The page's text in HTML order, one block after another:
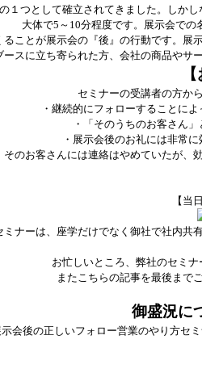
つとして確立されてきました。しか
大体で5～10分程度です。展示会での
ことが展示会の『後』の行動です。展
スに立ち寄られた方、会社の商品やサ
セミナーの受講者の方か
・ 継続的にフォローすることによ
・「そのうちのお客さん
・展示会後のお礼には非常
そのお客さんには連絡はやめていたが
【当
ミナーは、座学だけでなく御社で社内共
お忙しいところ、弊社のセミナ
またこちらの記事を最後まで
御盛況に
会後の正しいフォロー営業のやり方セ